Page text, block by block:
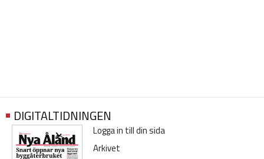
DIGITALTIDNINGEN
Logga in till din sida
Arkivet